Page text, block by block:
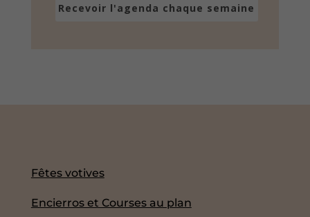
Recevoir l'agenda chaque semaine
Fêtes votives
Encierros et Courses au plan